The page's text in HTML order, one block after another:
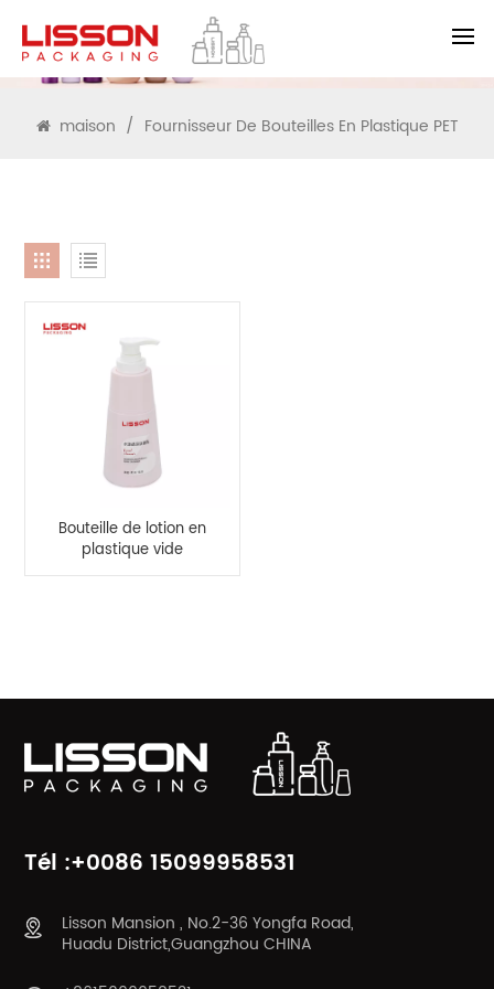
RECHERCHE
maison / Fournisseur De Bouteilles En Plastique PET
Bouteille de lotion en
plastique vide
personnalisée 200 ml,
Tél :+0086 15099958531
Lisson Mansion , No.2-36 Yongfa Road,
Huadu District,Guangzhou CHINA